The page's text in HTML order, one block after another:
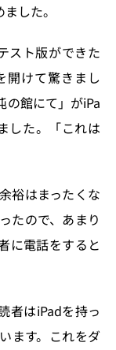
した。
スト版ができた
開けて驚きまし
の館にて」がiPa
した。「これは
裕はまったくな
たので、あまり
に電話をすると
者はiPadを持っ
ます。これをダ